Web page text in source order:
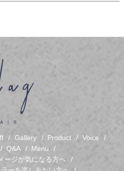
Gallery Product
Voice
Q&A
Menu
ージが気になる方へ